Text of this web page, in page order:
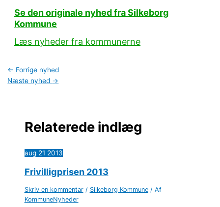
Se den originale nyhed fra Silkeborg
Kommune
Læs nyheder fra kommunerne
← Forrige nyhed
Næste nyhed →
Relaterede indlæg
aug 21 2013
Frivilligprisen 2013
Skriv en kommentar / Silkeborg Kommune/ Af
KommuneNyheder